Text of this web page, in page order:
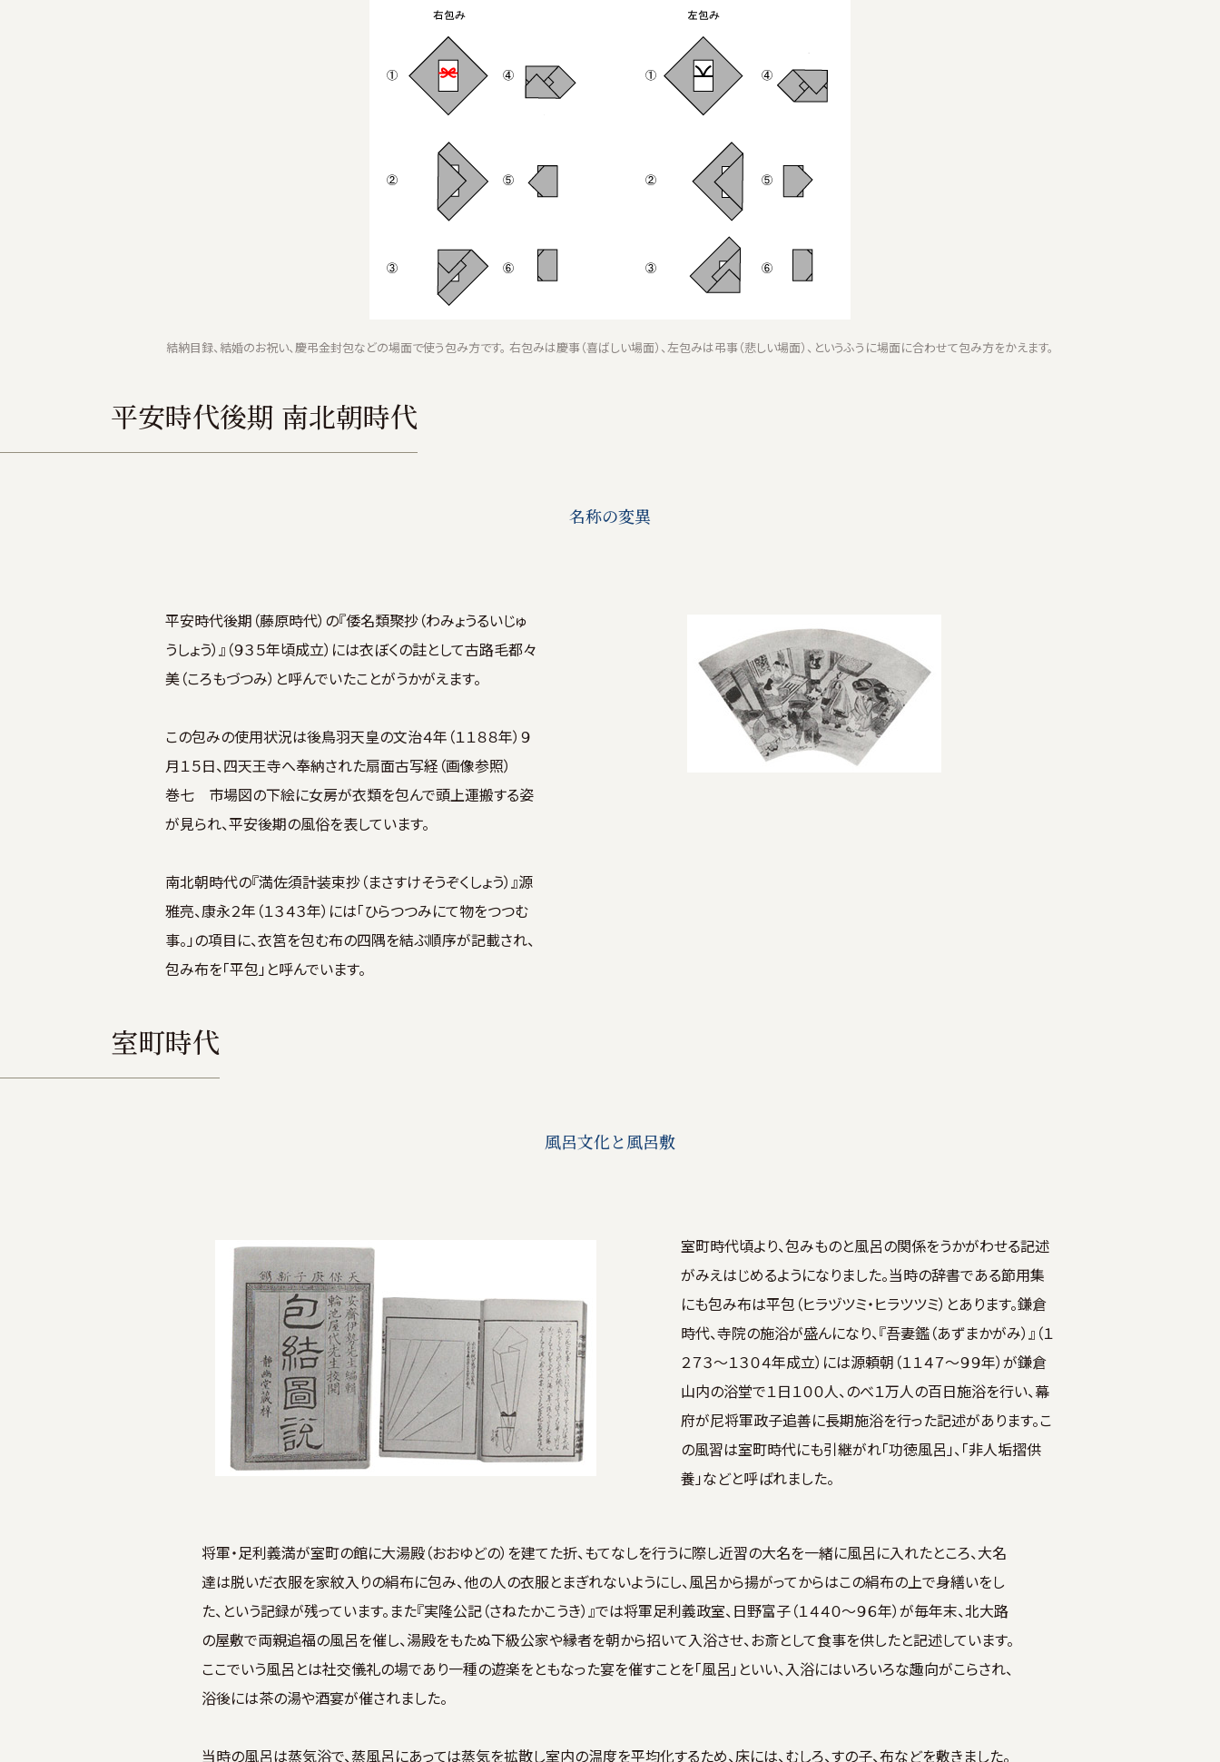
結納目録、結婚のお祝い、慶弔金封包などの場面で使う包み方です。 右包みは慶事（喜ばしい場面）、左包みは弔事（悲しい場面）、というふうに場面に合わせて包み方をかえます。
平安時代後期 南北朝時代
名称の変異
平安時代後期（藤原時代）の『倭名類聚抄（わみょうるいじゅ
うしょう）』（９３５年頃成立）には衣ぼくの註として古路毛都々
美（ころもづつみ）と呼んでいたことがうかがえます。
この包みの使用状況は後鳥羽天皇の文治４年（１１８８年）９
月１５日、四天王寺へ奉納された扇面古写経（画像参照）
巻七 市場図の下絵に女房が衣類を包んで頭上運搬する姿
が見られ、平安後期の風俗を表しています。
南北朝時代の『満佐須計装束抄（まさすけそうぞくしょう）』源
雅亮、康永２年（１３４３年）には「ひらつつみにて物をつつむ
事。」の項目に、衣筥を包む布の四隅を結ぶ順序が記載され、
包み布を「平包」と呼んでいます。
室町時代
風呂文化と風呂敷
室町時代頃より、包みものと風呂の関係をうかがわせる記述
がみえはじめるようになりました。当時の辞書である節用集
にも包み布は平包（ヒラヅツミ・ヒラツツミ）とあります。鎌倉
時代、寺院の施浴が盛んになり、『吾妻鑑（あずまかがみ）』（１
２７３～１３０４年成立）には源頼朝（１１４７～９９年）が鎌倉
山内の浴堂で１日１００人、のべ１万人の百日施浴を行い、幕
府が尼将軍政子追善に長期施浴を行った記述があります。こ
の風習は室町時代にも引継がれ「功徳風呂」、「非人垢摺供
養」などと呼ばれました。
将軍・足利義満が室町の館に大湯殿（おおゆどの）を建てた折、もてなしを行うに際し近習の大名を一緒に風呂に入れたところ、大名
達は脱いだ衣服を家紋入りの絹布に包み、他の人の衣服とまぎれないようにし、風呂から揚がってからはこの絹布の上で身繕いをし
た、という記録が残っています。また『実隆公記（さねたかこうき）』では将軍足利義政室、日野富子（１４４０～９６年）が毎年末、北大路
の屋敷で両親追福の風呂を催し、湯殿をもたぬ下級公家や縁者を朝から招いて入浴させ、お斎として食事を供したと記述しています。
ここでいう風呂とは社交儀礼の場であり一種の遊楽をともなった宴を催すことを「風呂」といい、入浴にはいろいろな趣向がこらされ、
浴後には茶の湯や酒宴が催されました。
当時の風呂は蒸気浴で、蒸風呂にあっては蒸気を拡散し室内の温度を平均化するため、床には、むしろ、すの子、布などを敷きました。